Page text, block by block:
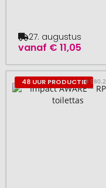
vanaf € 11,05
27. augustus
48 UUR PRODUCTIE#